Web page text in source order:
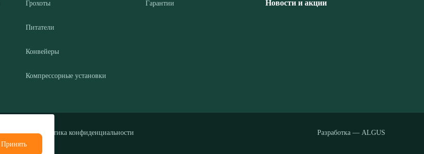
Грохоты
Питатели
Конвейеры
Компрессорные установки
Гарантии
Политика конфиденциальности Разработка — ALGUS
Принять